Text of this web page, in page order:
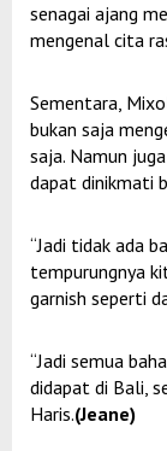
senagai ajang
mengenal cita
Sementara,
bukan saja
saja. Namun
dapat dinikmati
“Jadi tidak ada
tempurungnya
garnish seperti
“Jadi semua
didapat di Bali,
Haris.(Jeane)